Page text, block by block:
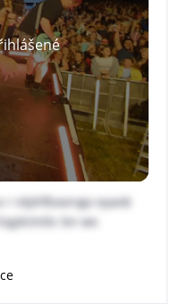
rdyhfbxorvgv eyavb
bn wx